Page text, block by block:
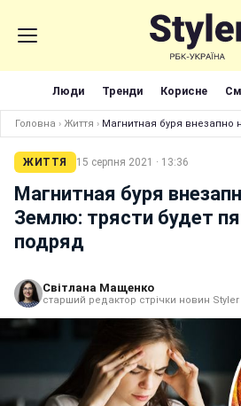
Люди Тренди Корисне
Головна › Життя › Магнитная буря внезапно
ЖИТТЯ 15 серпня 2021 · 13:36
Магнитная буря
Землю: трясти будет
подряд
Світлана Мащенко
старший редактор стрічки новин Styler